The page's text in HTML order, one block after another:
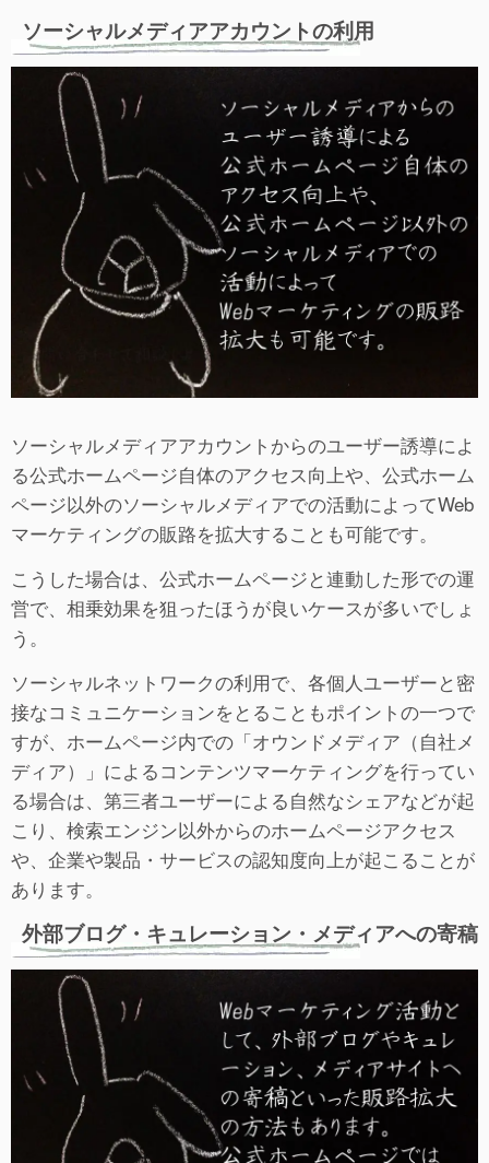
ソーシャルメディアアカウントの利用
ソーシャルメディアアカウントからのユーザー誘導によ
る公式ホームページ自体のアクセス向上や、公式ホーム
ページ以外のソーシャルメディアでの活動によってWeb
マーケティングの販路を拡大することも可能です。
こうした場合は、公式ホームページと連動した形での運
営で、相乗効果を狙ったほうが良いケースが多いでしょ
う。
ソーシャルネットワークの利用で、各個人ユーザーと密
接なコミュニケーションをとることもポイントの一つで
すが、ホームページ内での「オウンドメディア（自社メ
ディア）」によるコンテンツマーケティングを行ってい
る場合は、第三者ユーザーによる自然なシェアなどが起
こり、検索エンジン以外からのホームページアクセス
や、企業や製品・サービスの認知度向上が起こることが
あります。
外部ブログ・キュレーション・メディアへの寄稿